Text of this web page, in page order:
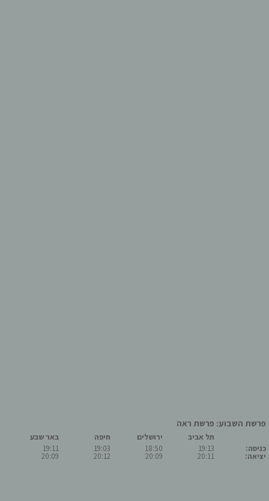
פרשת השבוע: פרשת ראה
כניסה:
יציאה:
תל אביב
19:13
20:11
ירושלים
18:50
20:09
חיפה
19:03
20:12
באר שבע
19:11
20:09